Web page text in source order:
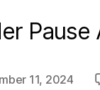
Pause
11, 2024